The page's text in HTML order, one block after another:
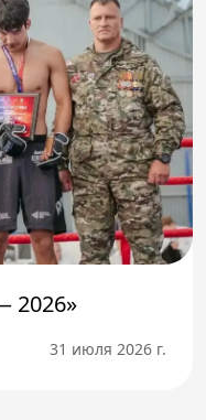
2026»
31 июля 2026 г.